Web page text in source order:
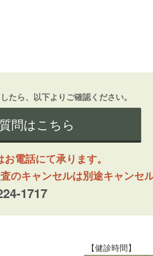
たら、以下よりご確認ください。
問はこちら
電話にて承ります。
キャンセルは別途キャンセ
1717
【健診時間】